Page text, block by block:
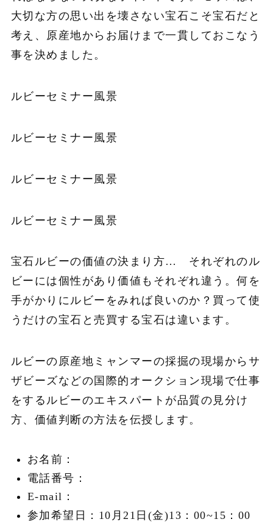
大切な方の思い出を壊さない宝石こそ宝石だと
考え、原産地からお届けまで一貫しておこなう
事を決めました。
ルビーセミナー風景
ルビーセミナー風景
ルビーセミナー風景
ルビーセミナー風景
宝石ルビーの価値の決まり方… それぞれのル
ビーには個性があり価値もそれぞれ違う。何を
手がかりにルビーをみれば良いのか？買って使
うだけの宝石と売買する宝石は違います。
ルビーの原産地ミャンマーの採掘の現場からサ
ザビーズなどの国際的オークション現場で仕事
をするルビーのエキスパートが品質の見分け
方、価値判断の方法を伝授します。
お名前：
電話番号：
E-mail：
参加希望日：10月21日(金)13：00~15：00